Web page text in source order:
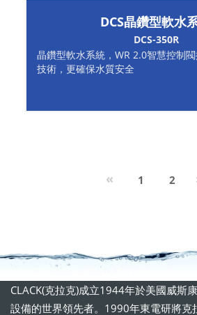
DCS晶鑽型軟水
DCS-350R
晶鑽型軟水系統，WR 2.0智慧控制
技術，更確保水質安全
«Previous
1 2
CLACK(克拉克)成立1944年於美國威斯
設備的世界領先者。1990年東電研將克